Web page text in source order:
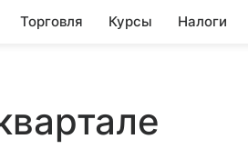
Торговля Курсы Налоги